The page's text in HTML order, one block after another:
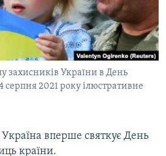
захисників України в День
серпня 2021 року ілюстративне
вперше святкує День
країни.